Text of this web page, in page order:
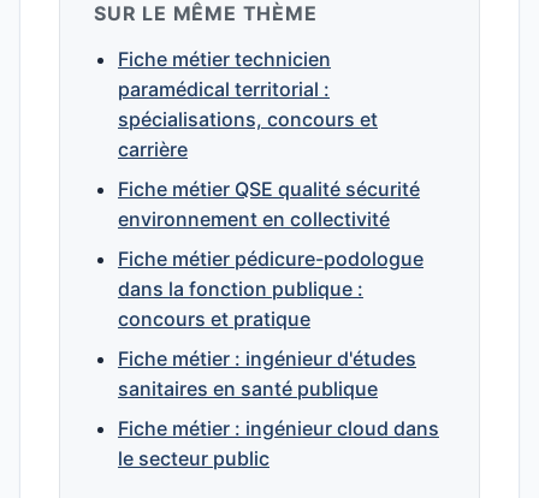
SUR LE MÊME THÈME
Fiche métier technicien
paramédical territorial :
spécialisations, concours et
carrière
Fiche métier QSE qualité sécurité
environnement en collectivité
Fiche métier pédicure-podologue
dans la fonction publique :
concours et pratique
Fiche métier : ingénieur d'études
sanitaires en santé publique
Fiche métier : ingénieur cloud dans
le secteur public